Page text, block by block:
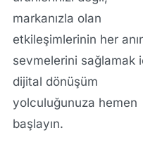
markanızla olan
etkileşimlerinin her
sevmelerini sağlamak
dijital dönüşüm
yolculuğunuza hemen
başlayın.